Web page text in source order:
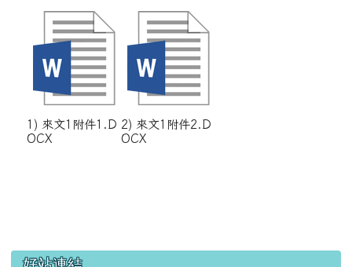
1) 來文1附件1.D
OCX
2) 來文1附件2.D
OCX
左邊區域內容